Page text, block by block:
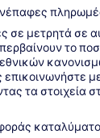
σε μετρητά σε
το
επικοινωνήστε
τα στοιχεία